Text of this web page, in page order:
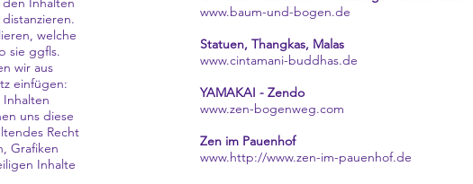
welche
sie ggfls.
wir aus
einfügen:
Inhalten
uns diese
Recht
Grafiken
Inhalte
www.baum-und-bogen.de
Statuen, Thangkas, Malas
www.cintamani-buddhas.de
YAMAKAI - Zendo
www.zen-bogenweg.com
Zen im Pauenhof
www.http://www.zen-im-pauenhof.de